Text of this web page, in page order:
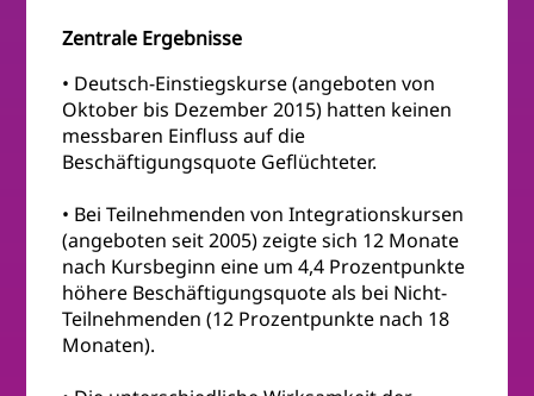
Zentrale Ergebnisse
• Deutsch-Einstiegskurse (angeboten von
Oktober bis Dezember 2015) hatten keinen
messbaren Einfluss auf die
Beschäftigungsquote Geflüchteter.
• Bei Teilnehmenden von Integrationskursen
(angeboten seit 2005) zeigte sich 12 Monate
nach Kursbeginn eine um 4,4 Prozentpunkte
höhere Beschäftigungsquote als bei Nicht-
Teilnehmenden (12 Prozentpunkte nach 18
Monaten).